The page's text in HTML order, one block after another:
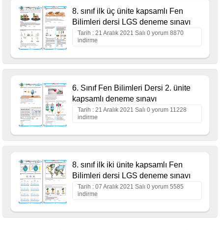
8. sınıf ilk üç ünite kapsamlı Fen
Bilimleri dersi LGS deneme sınavı
Tarih : 21 Aralık 2021 Salı 0 yorum 8870
indirme
6. Sınıf Fen Bilimleri Dersi 2. ünite
kapsamlı deneme sınavı
Tarih : 21 Aralık 2021 Salı 0 yorum 11228
indirme
8. sınıf ilk iki ünite kapsamlı Fen
Bilimleri dersi LGS deneme sınavı
Tarih : 07 Aralık 2021 Salı 0 yorum 5585
indirme